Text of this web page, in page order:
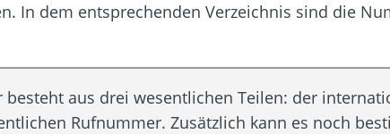
In dem entsprechenden Verzeichnis sind die
besteht aus drei wesentlichen Teilen: der
Rufnummer. Zusätzlich kann es noch